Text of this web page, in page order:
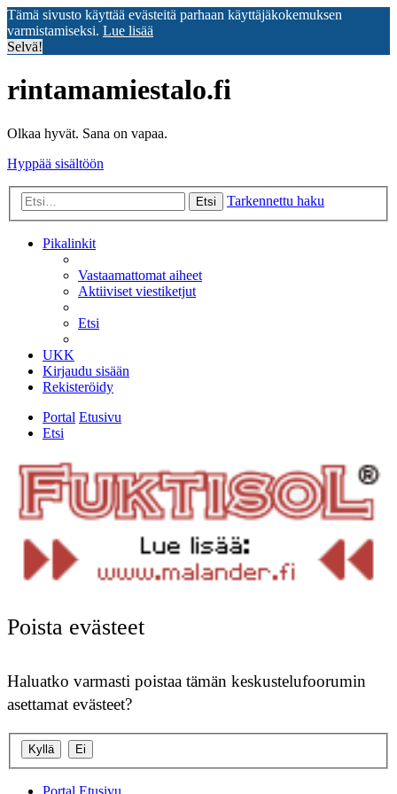
Tämä sivusto käyttää evästeitä parhaan käyttäjäkokemuksen
varmistamiseksi. Lue lisää
Selvä!
rintamamiestalo.fi
Olkaa hyvät. Sana on vapaa.
Hyppää sisältöön
Etsi Tarkennettu haku
Pikalinkit
Vastaamattomat aiheet
Aktiiviset viestiketjut
Etsi
UKK
Kirjaudu sisään
Rekisteröidy
Portal Etusivu
Etsi
Poista evästeet
Haluatko varmasti poistaa tämän keskustelufoorumin
asettamat evästeet?
Portal Etusivu